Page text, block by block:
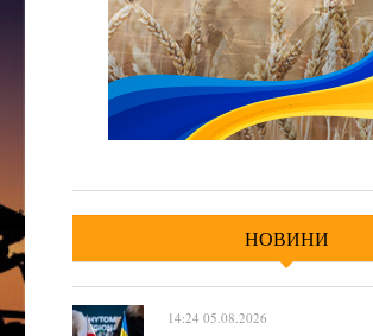
НОВИНИ
14:24 05.08.2026